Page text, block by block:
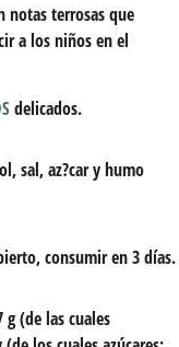
notas terrosas que
a los niños en el
delicados.
sal, az?car y humo
consumir en 3 días.
g (de las cuales